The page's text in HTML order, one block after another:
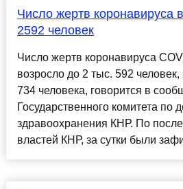
Число жертв коронавируса
2592 человек
Число жертв коронавируса
возросло до 2 тыс. 592
734 человека, говорится в
Государственного комитета по
здравоохранения КНР. По
властей КНР, за сутки были